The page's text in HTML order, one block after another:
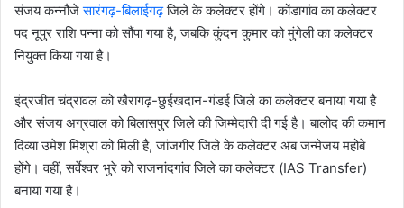
संजय कन्नौजेसारंगढ़-बिलाईगढ़जिले के कलेक्टर होंगे। कोंडागांव का कलेक्टर
पद नूपुर राशि पन्ना को सौंपा गया है, जबकि कुंदन कुमार को मुंगेली का कलेक्टर
नियुक्त किया गया है।
इंद्रजीत चंद्रावल को खैरागढ़-छुईखदान-गंडई जिले का कलेक्टर बनाया गया है
और संजय अग्रवाल को बिलासपुर जिले की जिम्मेदारी दी गई है। बालोद की कमान
दिव्या उमेश मिश्रा को मिली है, जांजगीर जिले के कलेक्टर अब जन्मेजय महोबे
होंगे। वहीं, सर्वेश्वर भुरे को राजनांदगांव जिले का कलेक्टर (IAS Transfer)
बनाया गया है।